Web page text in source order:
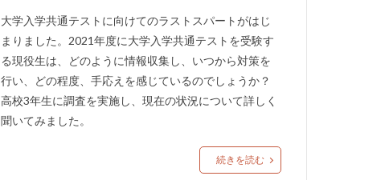
大学入学共通テストに向けてのラストスパートがはじ
まりました。2021年度に大学入学共通テストを受験す
る現役生は、どのように情報収集し、いつから対策を
行い、どの程度、手応えを感じているのでしょうか？
高校3年生に調査を実施し、現在の状況について詳しく
聞いてみました。
続きを読む